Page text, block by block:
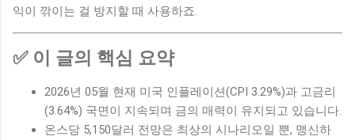
익이 깎이는 걸 방지할 때 사용하죠.
✅ 이 글의 핵심 요약
2026년 05월 현재 미국 인플레이션(CPI 3.29%)과 고금리
(3.64%) 국면이 지속되며 금의 매력이 유지되고 있습니다.
온스당 5,150달러 전망은 최상의 시나리오일 뿐, 맹신하